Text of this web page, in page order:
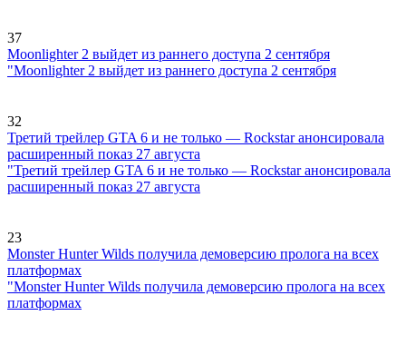
37
Moonlighter 2 выйдет из раннего доступа 2 сентября
"Moonlighter 2 выйдет из раннего доступа 2 сентября
32
Третий трейлер GTA 6 и не только — Rockstar анонсировала
расширенный показ 27 августа
"Третий трейлер GTA 6 и не только — Rockstar анонсировала
расширенный показ 27 августа
23
Monster Hunter Wilds получила демоверсию пролога на всех
платформах
"Monster Hunter Wilds получила демоверсию пролога на всех
платформах